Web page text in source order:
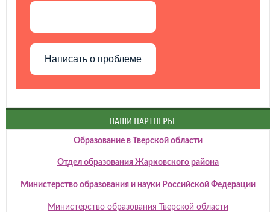
Написать о проблеме
НАШИ ПАРТНЕРЫ
Образование в Тверской области
Отдел образования Жарковского района
Министерство образования и науки Российской Федерации
Министерство образования Тверской области